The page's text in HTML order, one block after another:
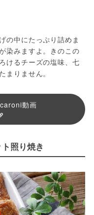
の中にたっぷり詰めま
染みますよ。きのこの
けるチーズの塩味、七
まりません。
動画
照り焼き